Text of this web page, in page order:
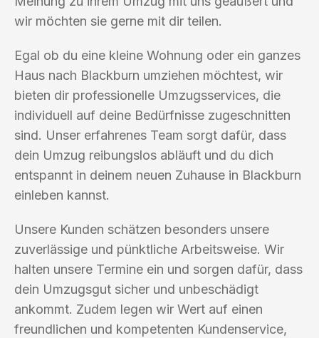
wir möchten sie gerne mit dir teilen.
Egal ob du eine kleine Wohnung oder ein ganzes
Haus nach Blackburn umziehen möchtest, wir
bieten dir professionelle Umzugsservices, die
individuell auf deine Bedürfnisse zugeschnitten
sind. Unser erfahrenes Team sorgt dafür, dass
dein Umzug reibungslos abläuft und du dich
entspannt in deinem neuen Zuhause in Blackburn
einleben kannst.
Unsere Kunden schätzen besonders unsere
zuverlässige und pünktliche Arbeitsweise. Wir
halten unsere Termine ein und sorgen dafür, dass
dein Umzugsgut sicher und unbeschädigt
ankommt. Zudem legen wir Wert auf einen
freundlichen und kompetenten Kundenservice,